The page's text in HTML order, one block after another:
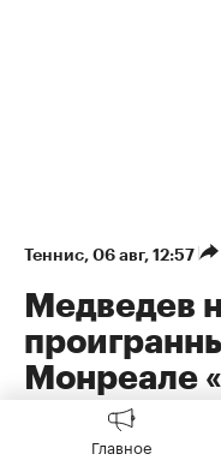
Теннис⁠, 06 авг, 12:57
Медведев
Монреале
в жизни»
Главное